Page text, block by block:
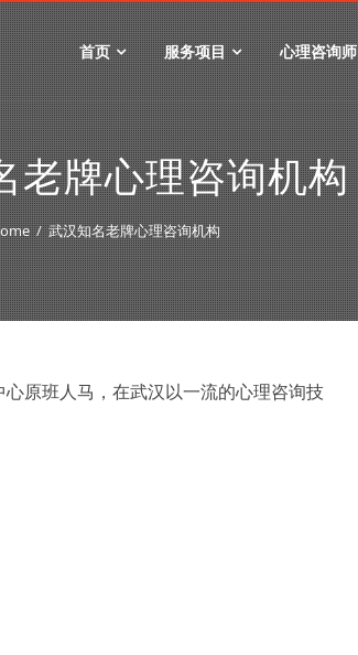
首页 服务项目 心理咨询师
老牌心理咨询机构
武汉知名老牌心理咨询机构
原班人马，在武汉以一流的心理咨询技